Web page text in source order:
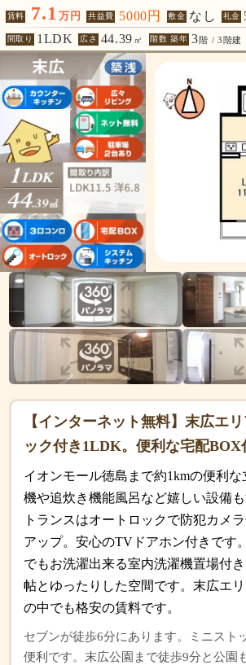
賃料 7.1 万円 共益費 5000円 敷金 なし 礼金
間取り 1LDK 広さ 44.39 ㎡ 階数 築年 3階 / 3階建
【インターネット無料】末広エ
ック付き1LDK。便利な宅配BOX
イオンモール徳島まで約1kmの便利
機や追炊き機能風呂など嬉しい設備
トランスはオートロックで防犯カメ
アップ。安心のTVドアホン付きです
でもお洗濯出来る室内洗濯機置場付
帖とゆったりした空間です。末広エ
の中でも格安の賃料です。
セブンが徒歩6分にあります。ミニスト
便利です。末広公園まで徒歩9分と公園